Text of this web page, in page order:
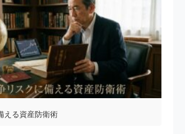
える資産防衛術